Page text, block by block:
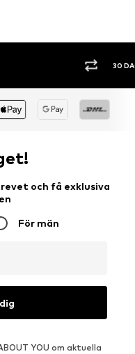
SHOPPA NU.
och få exklusiva
För män
YOU om aktuella